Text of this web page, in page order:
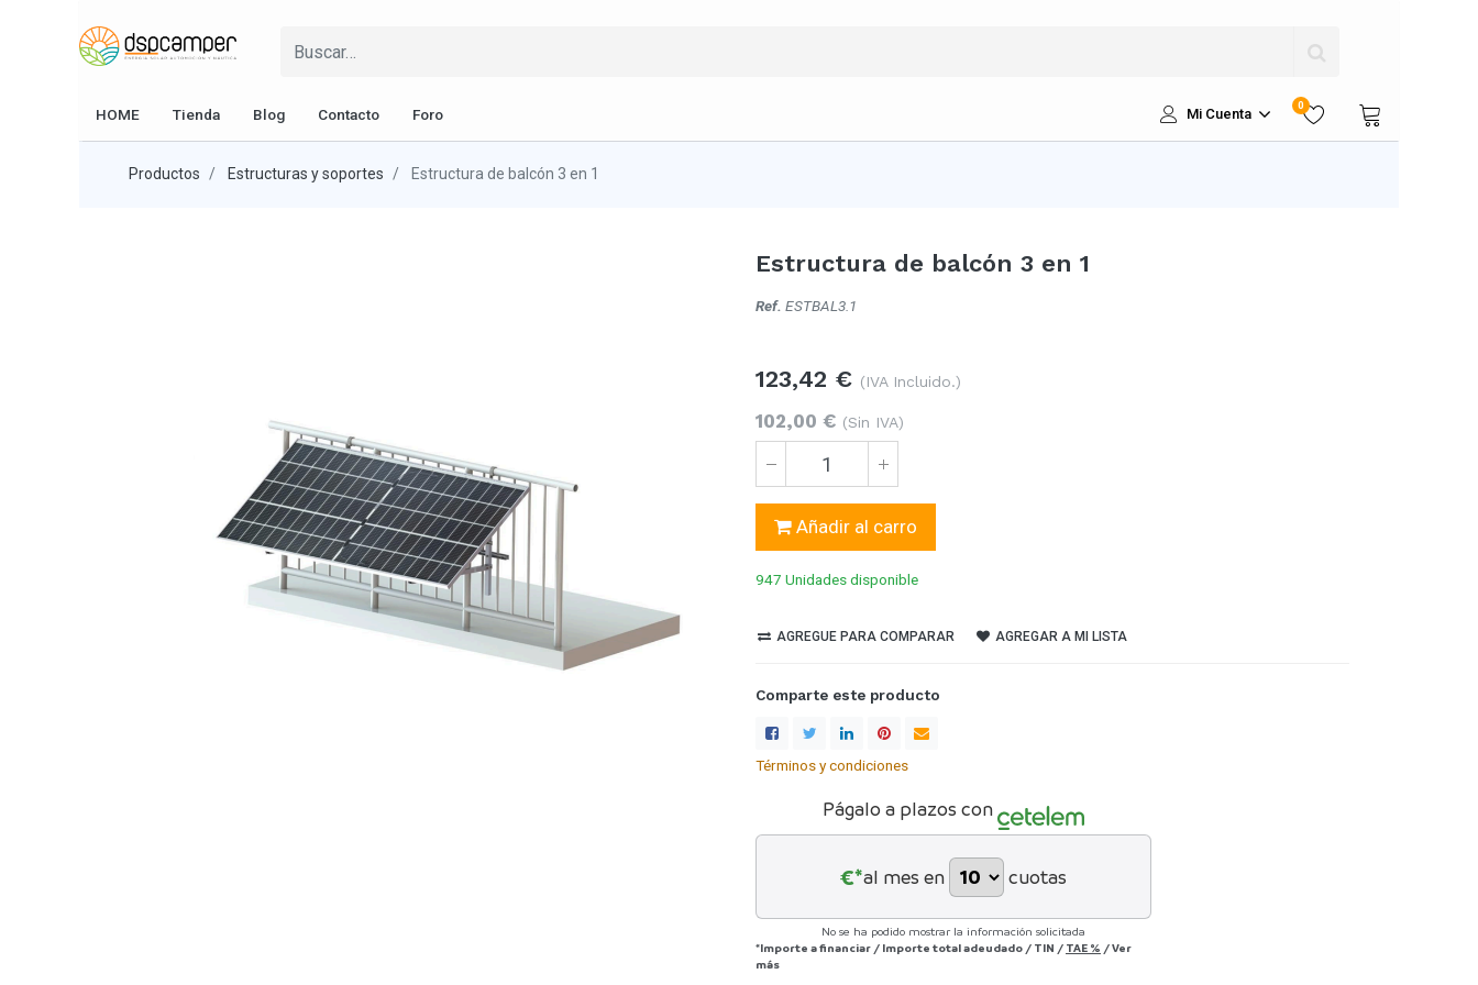
HOME Tienda Blog Contacto Foro Mi Cuenta
0
Productos Estructuras y soportes Estructura de balcón 3 en 1
Estructura de balcón 3 en 1
Ref. ESTBAL3.1
123,42 € (IVA Incluido.)
102,00 € (Sin IVA)
Añadir al carro
947 Unidadesdisponible
AGREGUE PARA COMPARAR AGREGAR A MI LISTA
Comparte este producto
Términos y condiciones
Págalo a plazos con
€*al mes en cuotas
No se ha podido mostrar la información solicitada
*Importe a financiar / Importe total adeudado / TIN / TAE % /Ver
más